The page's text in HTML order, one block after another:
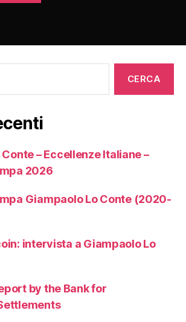
– Eccellenze Italiane –
2026
Giampaolo Lo Conte (2020-
intervista a Giampaolo Lo
by the Bank for